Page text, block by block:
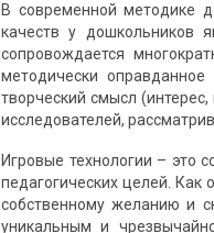
В современной методике
качеств у дошкольников
сопровождается
методически
творческий смысл
исследователей,
Игровые технологии – это
педагогических целей. Как
собственному желанию и
уникальным и